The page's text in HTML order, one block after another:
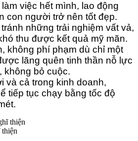
việc hết mình, lao động
con người trở nên tốt đẹp.
những trải nghiệm vất vả,
thu được kết quả mỹ mãn.
không phí phạm dù chỉ một
lãng quên tinh thần nỗ lực
không bỏ cuộc.
và cả trong kinh doanh,
tiếp tục chạy bằng tốc độ